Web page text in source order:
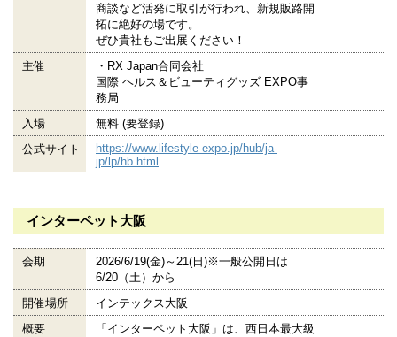
商談など活発に取引が行われ、新規販路開
拓に絶好の場です。
ぜひ貴社もご出展ください！
主催
・RX Japan合同会社
国際 ヘルス＆ビューティグッズ EXPO事
務局
入場
無料 (要登録)
公式サイト
https://www.lifestyle-expo.jp/hub/ja-
jp/lp/hb.html
インターペット大阪
会期
2026/6/19(金)～21(日)※一般公開日は
6/20（土）から
開催場所
インテックス大阪
概要
「インターペット大阪」は、西日本最大級